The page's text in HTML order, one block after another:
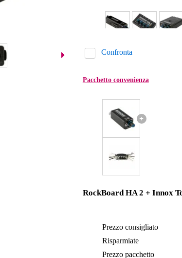
Confronta
Pacchetto convenienza
+
RockBoard HA 2 + Innox
Prezzo consigliato
Risparmiate
Prezzo pacchetto